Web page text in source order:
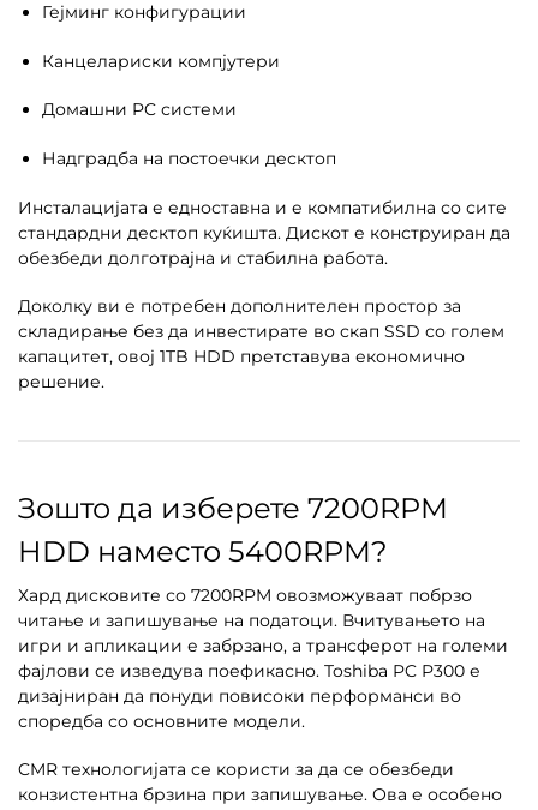
Гејминг конфигурации
Канцелариски компјутери
Домашни PC системи
Надградба на постоечки десктоп
Инсталацијата е едноставна и е компатибилна со сите
стандардни десктоп куќишта. Дискот е конструиран да
обезбеди долготрајна и стабилна работа.
Доколку ви е потребен дополнителен простор за
складирање без да инвестирате во скап SSD со голем
капацитет, овој 1TB HDD претставува економично
решение.
Зошто да изберете 7200RPM
HDD наместо 5400RPM?
Хард дисковите со 7200RPM овозможуваат побрзо
читање и запишување на податоци. Вчитувањето на
игри и апликации е забрзано, а трансферот на големи
фајлови се изведува поефикасно. Toshiba PC P300 е
дизајниран да понуди повисоки перформанси во
споредба со основните модели.
CMR технологијата се користи за да се обезбеди
конзистентна брзина при запишување. Ова е особено